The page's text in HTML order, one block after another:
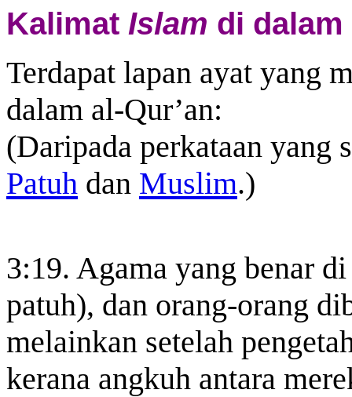
Kalimat Islam di dalam
Terdapat lapan ayat yang
dalam al-Qur’an:
(Daripada perkataan yang
Patuh dan Muslim.)
3:19. Agama yang benar
patuh), dan orang-orang
melainkan setelah
kerana angkuh antara